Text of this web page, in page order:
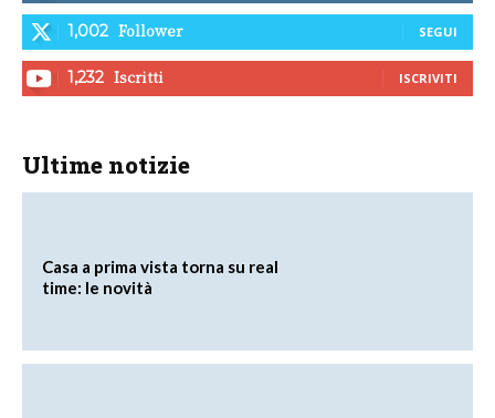
1,002 Follower SEGUI
1,232 Iscritti ISCRIVITI
Ultime notizie
Casa a prima vista torna su real
time: le novità